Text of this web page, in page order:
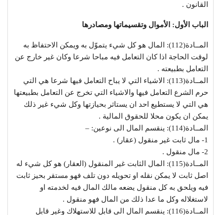
القانون .
الباب الأول: الأموال وتقسيماتها ومصادرها
المــادة(112): المال هو كل شيء يتموّل به ويمكن الاحتفاظ به
لوقت الحاجة اذا كان التعامل فيه مباحا شرعا وكان غير خارج عن
التعامل بطبيعته .
المــادة(113): الاشياء التي لا يباح التعامل فيها شرعا هي التي
حرم الشرع التعامل فيها والاشياء التي تخرج عن التعامل بطبيعتها
هي التي لا يستطيع احد ان يستاثر بحيازتها وكل شيء غير ذلك
يمكن ان يكون محلا للحقوق المالية .
المــادة(114): ينقسم المال الى نوعين: –
1- مال ثابت غير منقول (عقار) .
2- مال منقول .
المــادة(115): المال الثابت غير المنقول (العقار) هو كل شيء له
اصل ثابت لا يمكن نقله او تحويله دون تلف فهو مستقر بحيز ثابت
فيه ويلحق به كل منقول يضعه مالك المال فيه لخدمته او
لاستغلاله وكل ما عدا ذلك من المال فهو منقول .
المــادة(116): ينقسم المال الى قابل للاستهلاك وغير قابل